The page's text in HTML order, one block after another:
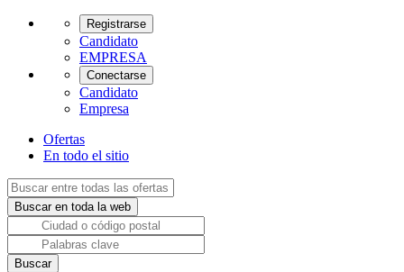
Registrarse
Candidato
EMPRESA
Conectarse
Candidato
Empresa
Ofertas
En todo el sitio